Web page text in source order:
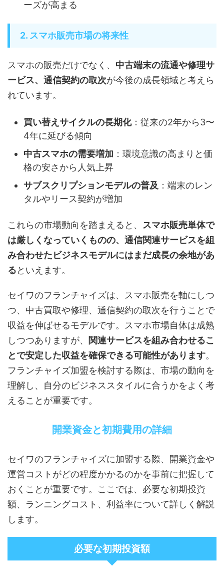
ーズが高まる
2. スマホ販売市場の将来性
スマホの販売だけでなく、 中古端末の流通や修理サ
ービス、通信契約の取次が今後の成長領域と考えら
れています。
買い替えサイクルの長期化：従来の2年から3〜
4年に延びる傾向
中古スマホの需要増加 ：環境意識の高まりと価
格の安さから人気上昇
サブスクリプションモデルの普及 ：端末のレン
タルやリース契約が増加
これらの市場動向を踏まえると、 スマホ販売単体で
は厳しくなっていくものの、通信関連サービスを組
み合わせたビジネスモデルにはまだ成長の余地があ
るといえます。
セイワのフランチャイズは、スマホ販売を軸にしつ
つ、中古買取や修理、通信契約の取次を行うことで
収益を伸ばせるモデルです。スマホ市場自体は成熟
しつつありますが、 関連サービスを組み合わせるこ
とで安定した収益を確保できる可能性があります。
フランチャイズ加盟を検討する際は、市場の動向を
理解し、自分のビジネススタイルに合うかをよく考
えることが重要です。
開業資金と初期費用の詳細
セイワのフランチャイズに加盟する際、開業資金や
運営コストがどの程度かかるのかを事前に把握して
おくことが重要です。ここでは、必要な初期投資
額、ランニングコスト、利益率について詳しく解説
します。
必要な初期投資額